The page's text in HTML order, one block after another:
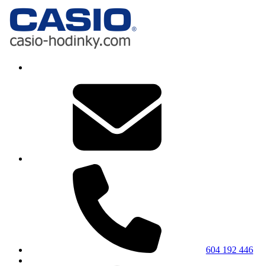
604 192 446